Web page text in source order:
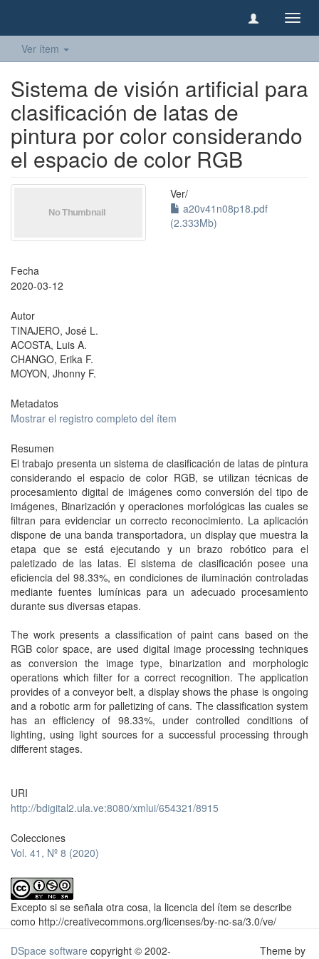
Ver ítem
Sistema de visión artificial para
clasificación de latas de
pintura por color considerando
el espacio de color RGB
Ver/
a20v41n08p18.pdf
(2.333Mb)
Fecha
2020-03-12
Autor
TINAJERO, José L.
ACOSTA, Luis A.
CHANGO, Erika F.
MOYON, Jhonny F.
Metadatos
Mostrar el registro completo del ítem
Resumen
El trabajo presenta un sistema de clasificación de latas de pintura
considerando el espacio de color RGB, se utilizan técnicas de
procesamiento digital de imágenes como conversión del tipo de
imágenes, Binarización y operaciones morfológicas las cuales se
filtran para evidenciar un correcto reconocimiento. La aplicación
dispone de una banda transportadora, un display que muestra la
etapa que se está ejecutando y un brazo robótico para el
paletizado de las latas. El sistema de clasificación posee una
eficiencia del 98.33%, en condiciones de iluminación controladas
mediante fuentes lumínicas para un adecuado procesamiento
durante sus diversas etapas.
The work presents a classification of paint cans based on the
RGB color space, are used digital image processing techniques
as conversion the image type, binarization and morphologic
operations which filter for a correct recognition. The application
provides of a conveyor belt, a display shows the phase is ongoing
and a robotic arm for palletizing of cans. The classification system
has an efficiency of 98.33%, under controlled conditions of
lighting, using light sources for a successful processing through
different stages.
URI
http://bdigital2.ula.ve:8080/xmlui/654321/8915
Colecciones
Vol. 41, Nº 8 (2020)
Excepto si se señala otra cosa, la licencia del ítem se describe
como http://creativecommons.org/licenses/by-nc-sa/3.0/ve/
DSpace software copyright © 2002-
Theme by